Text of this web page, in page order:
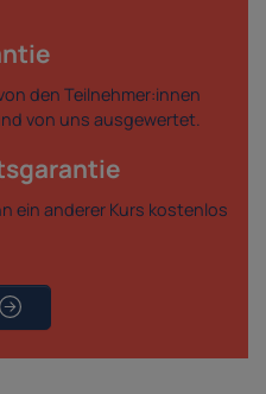
den Teilnehmer:innen
von uns ausgewertet.
ein anderer Kurs kostenlos